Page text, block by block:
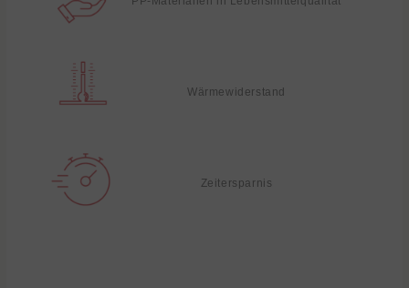
Wärmewiderstand
Zeitersparnis